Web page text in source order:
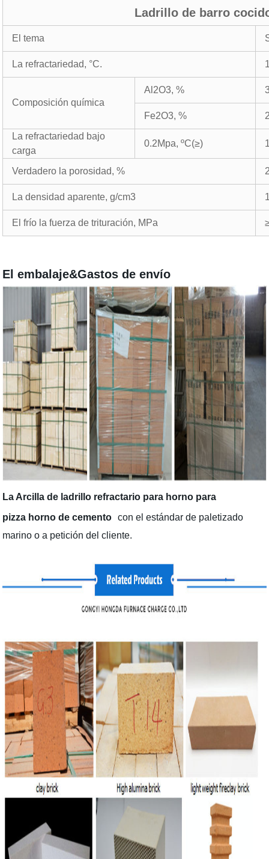
Ladrillo de barro
El tema
La refractariedad, °C.
Composición química
Al2O3, %
Fe2O3, %
La refractariedad bajo
carga
0.2Mpa, ºC(≥)
Verdadero la porosidad, %
La densidad aparente, g/cm3
El frío la fuerza de trituración, MPa
El embalaje&Gastos de envío
La Arcilla de ladrillo refractario para horno para
pizza horno de cemento con el estándar de paletizado
marino o a petición del cliente.